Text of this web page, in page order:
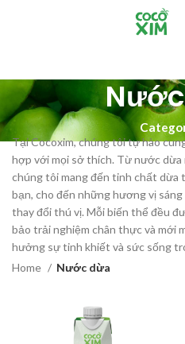
Tại Cocoxim, chúng tôi tự hào
hợp với mọi sở thích. Từ nước dừa
chúng tôi mang đến tinh chất dừa
bạn, cho đến những hương vị
thay đổi thú vị. Mỗi biến thể đều
bảo trải nghiệm chân thực và mới
hưởng sự tinh khiết và sức sống
Home
Nước dừa